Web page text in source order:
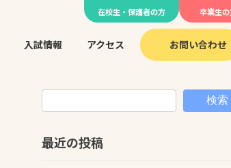
在校生・保護者の方 卒業生
入試情報 アクセス お問い合わせ
検索
最近の投稿